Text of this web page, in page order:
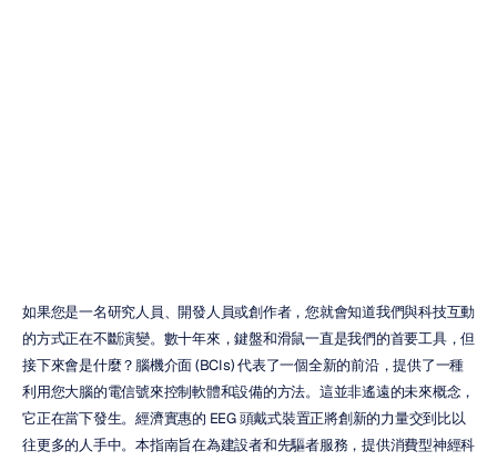
如果您是一名研究人員、開發人員或創作者，您就會知道我們與科技互動
的方式正在不斷演變。數十年來，鍵盤和滑鼠一直是我們的首要工具，但
接下來會是什麼？腦機介面 (BCIs) 代表了一個全新的前沿，提供了一種
利用您大腦的電信號來控制軟體和設備的方法。這並非遙遠的未來概念，
它正在當下發生。經濟實惠的 EEG 頭戴式裝置正將創新的力量交到比以
往更多的人手中。本指南旨在為建設者和先驅者服務，提供消費型神經科